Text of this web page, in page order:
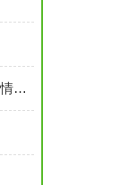
不锈钢反应釜真空状态使用的情况说明